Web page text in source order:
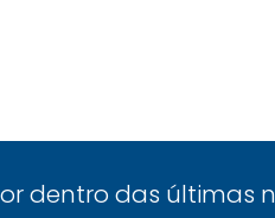
dentro das últimas